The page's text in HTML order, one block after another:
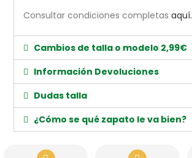
Consultar condiciones completasaquí.
Cambios de talla o modelo 2,99€
Información Devoluciones
Dudas talla
¿Cómo se qué zapato le va bien?